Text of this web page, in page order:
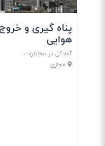
پناه گیری و
هوایی
آمادگی در مخاطرات
مجازی